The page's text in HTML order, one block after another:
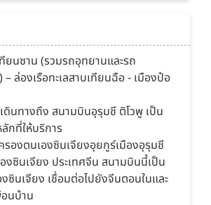
ทียนซาน (รวมรถอุทยานและรถ
– ล่องเรือทะเลสาบเทียนฉือ - เมืองป๋อ
ดินทางถึง สนามบินอุรุมชี ติโวพู เป็น
กที่ให้บริการ
รองตนเองซินเจียงอุยกูร์เมืองอุรุมชี
งซินเจียง ประเทศจีน สนามบินนี้เป็น
ซินเจียง เชื่อมต่อไปยังจีนตอนในและ
อนบ้าน